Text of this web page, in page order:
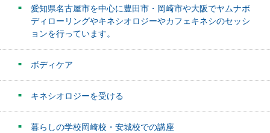
愛知県名古屋市を中心に豊田市・岡崎市や大阪でヤムナボ
ディローリングやキネシオロジーやカフェキネシのセッシ
ョンを行っています。
ボディケア
キネシオロジーを受ける
暮らしの学校岡崎校・安城校での講座